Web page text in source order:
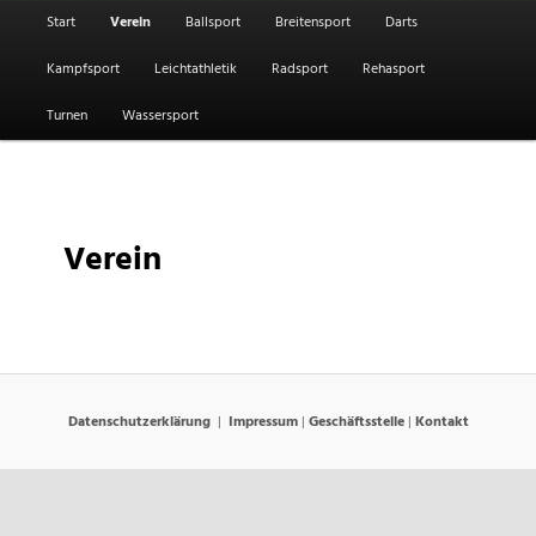
Hauptmenü
Start Verein Ballsport Breitensport
Darts
Kampfsport
Leichtathletik Radsport
Rehasport
Turnen
Wassersport
Verein
Datenschutzerklärung Impressum| Geschäftsstelle| Kontakt